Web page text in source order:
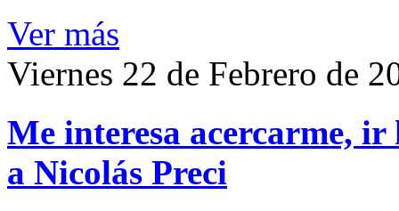
Ver más
Viernes 22 de Febrero de
Me interesa acercarme,
a Nicolás Preci